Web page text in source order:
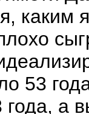
каким
53
а